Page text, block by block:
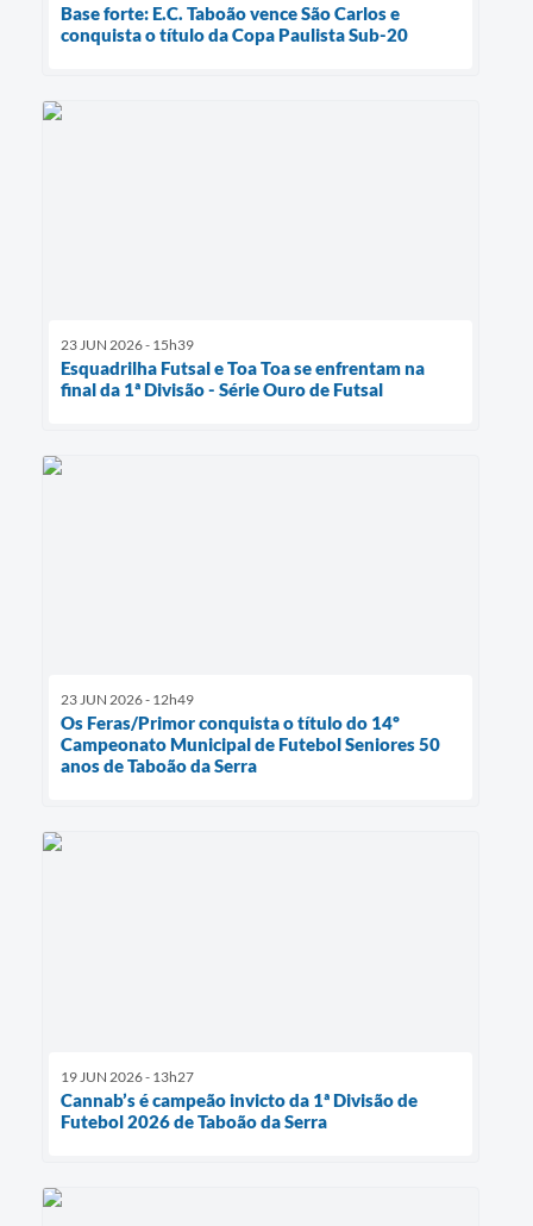
Base forte: E.C. Taboão vence São Carlos e
conquista o título da Copa Paulista Sub-20
23 JUN 2026 - 15h39
Esquadrilha Futsal e Toa Toa se enfrentam na
final da 1ª Divisão - Série Ouro de Futsal
23 JUN 2026 - 12h49
Os Feras/Primor conquista o título do 14º
Campeonato Municipal de Futebol Seniores 50
anos de Taboão da Serra
19 JUN 2026 - 13h27
Cannab’s é campeão invicto da 1ª Divisão de
Futebol 2026 de Taboão da Serra